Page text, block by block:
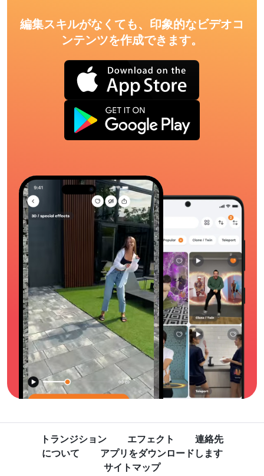
編集スキルがなくても、印象的なビデオコ
ンテンツを作成できます。
トランジション エフェクト
連絡先
について
アプリをダウンロードします
サイトマップ